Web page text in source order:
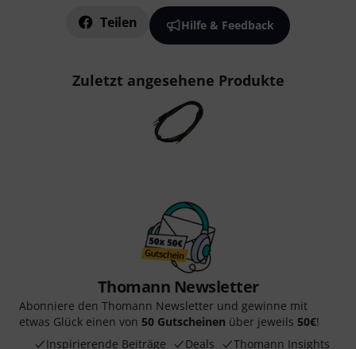
Teilen Hilfe & Feedback
Zuletzt angesehene Produkte
Thomann Newsletter
Abonniere den Thomann Newsletter und gewinne mit
etwas Glück einen von 50 Gutscheinen über jeweils 50€!
Inspirierende Beiträge
Deals Thomann Insights